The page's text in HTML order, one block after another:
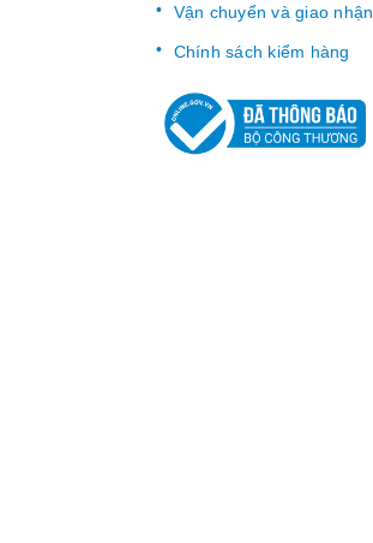
Vận chuyển và giao nhận
Chính sách kiểm hàng